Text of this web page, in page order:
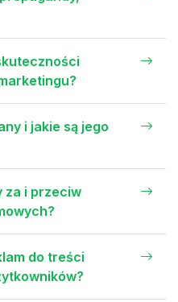
i jakie są jego
za i przeciw
do treści